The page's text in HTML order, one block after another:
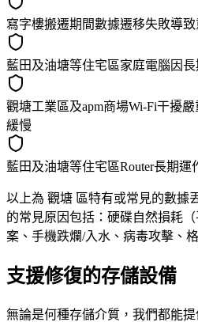
寫字樓搬遷期間數據遷移失敗導
藍田及油塘等住宅區家庭電腦因
觀塘工業區及apm商場Wi-Fi干擾
緩慢
藍田及油塘等住宅區Router長期
以上為 觀塘 區特有或常見的數據
的常見原因包括：硬碟自然損耗
案、手機跌爛/入水、病毒攻擊、
支援修復的存儲設備
無論是何種存儲介質，我們都能